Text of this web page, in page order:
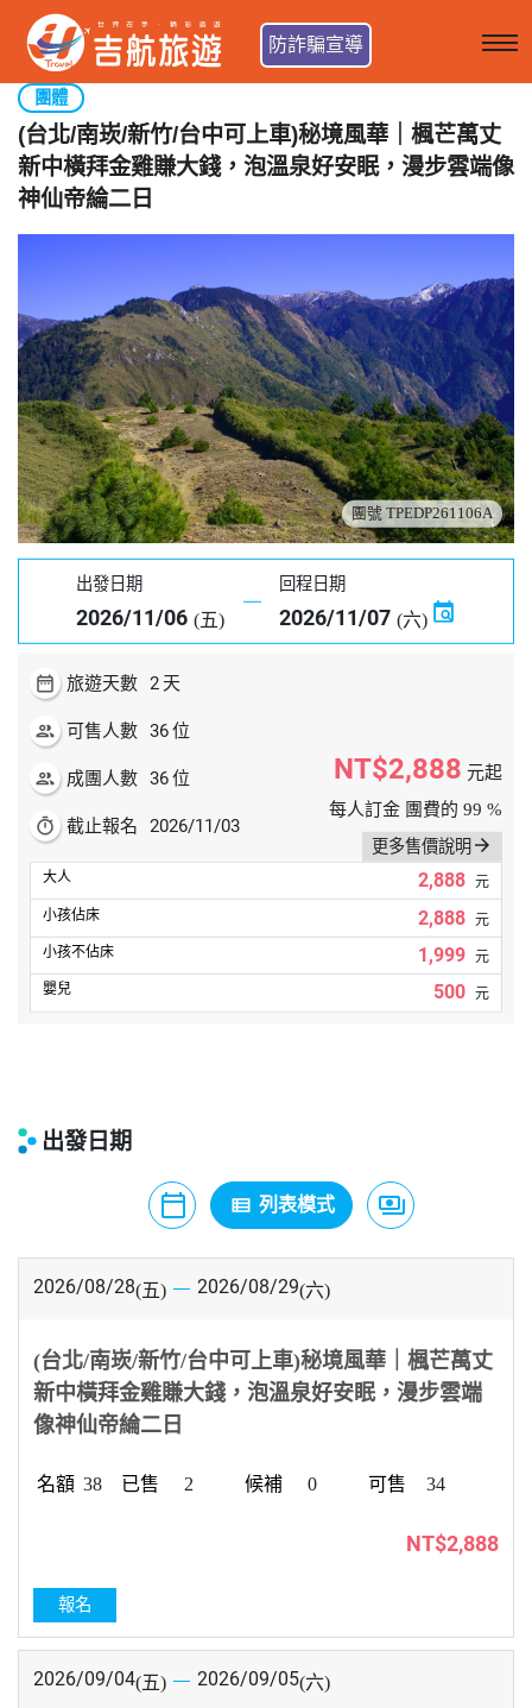
防詐騙宣導
團體
(台北/南崁/新竹/台中可上車)秘境風華｜楓芒萬丈
新中橫拜金雞賺大錢，泡溫泉好安眠，漫步雲端像
神仙帝綸二日
團號 TPEDP261106A
出發日期
2026/11/06 (五)
回程日期
2026/11/07 (六)
date_range 旅遊天數 2 天
people 可售人數 36位
people 成團人數 36位
timer 截止報名 2026/11/03
NT$2,888 元起
每人訂金 團費的 99 %
更多售價說明 arrow_forward
2,888 元
2,888 元
1,999 元
500 元
出發日期
calendar_today
月曆模式
view_list
列表模式 payments
價格模式
2026/08/28(五) 2026/08/29(六)
(台北/南崁/新竹/台中可上車)秘境風華｜楓芒萬丈
新中橫拜金雞賺大錢，泡溫泉好安眠，漫步雲端
像神仙帝綸二日
38 2 0 34
NT$2,888
報名
2026/09/04(五) 2026/09/05(六)